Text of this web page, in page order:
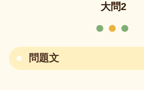
大問2
問題文